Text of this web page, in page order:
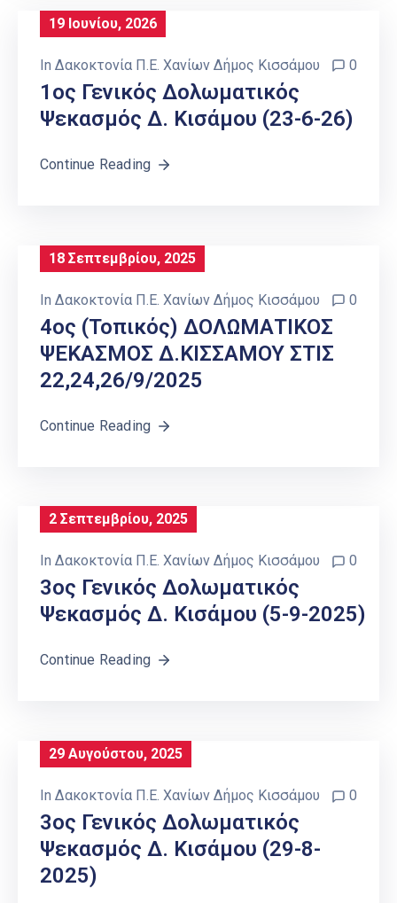
19 Ιουνίου, 2026
In Δακοκτονία Π.Ε. Χανίων Δήμος Κισσάμου 0
1ος Γενικός Δολωματικός
Ψεκασμός Δ. Κισάμου (23-6-26)
Continue Reading
18 Σεπτεμβρίου, 2025
In Δακοκτονία Π.Ε. Χανίων Δήμος Κισσάμου 0
4ος (τοπικός) ΔΟΛΩΜΑΤΙΚΟΣ
ΨΕΚΑΣΜΟΣ Δ.ΚΙΣΣΑΜΟΥ ΣΤΙΣ
22,24,26/9/2025
Continue Reading
2 Σεπτεμβρίου, 2025
In Δακοκτονία Π.Ε. Χανίων Δήμος Κισσάμου 0
3ος Γενικός Δολωματικός
Ψεκασμός Δ. Κισάμου (5-9-2025)
Continue Reading
29 Αυγούστου, 2025
In Δακοκτονία Π.Ε. Χανίων Δήμος Κισσάμου 0
3ος Γενικός Δολωματικός
Ψεκασμός Δ. Κισάμου (29-8-
2025)